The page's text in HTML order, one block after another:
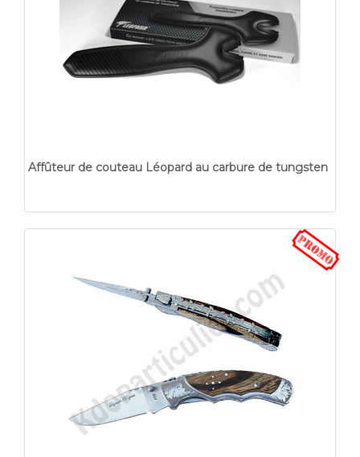
Affûteur de couteau Léopard au carbure de tungsten